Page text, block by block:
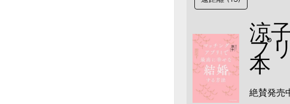
涼
プ
本
絶賛発売